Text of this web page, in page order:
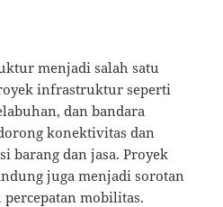
menjadi salah satu
infrastruktur seperti
dan bandara
konektivitas dan
barang dan jasa. Proyek
juga menjadi sorotan
percepatan mobilitas.